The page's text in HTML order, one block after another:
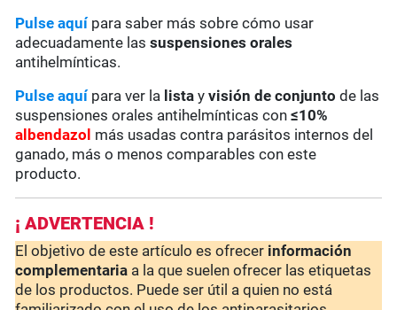
Pulse aquí para saber más sobre cómo usar
adecuadamente lassuspensiones orales
antihelmínticas.
Pulse aquípara ver la lista yvisión de conjunto de las
suspensiones orales antihelmínticas con≤10%
albendazol más usadas contra parásitos internos del
ganado, más o menos comparables con este
producto.
¡ ADVERTENCIA !
El objetivo de este artículo es ofrecer información
complementaria a la que suelen ofrecer las etiquetas
de los productos. Puede ser útil a quien no está